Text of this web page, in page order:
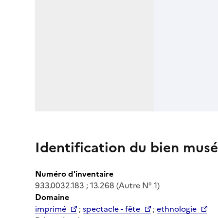
Identification du bien
Numéro d'inventaire
933.0032.183 ; 13.268 (Autre N° 1)
Domaine
imprimé
;spectacle - fête ;ethnologie